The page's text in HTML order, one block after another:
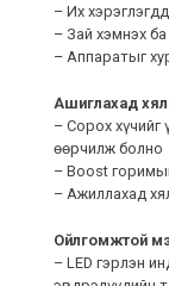
– Их
– Зай хэмнэх
– Аппаратыг
Ашиглахад
– Сорох хүчийг
өөрчилж болно
– Boost
– Ажиллахад
Ойлгомжтой
– LED гэрлэн